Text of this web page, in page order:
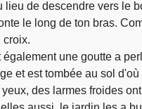
lieu de descendre vers le
le long de ton bras.
croix.
également une goutte a
et est tombée au sol
des larmes froides